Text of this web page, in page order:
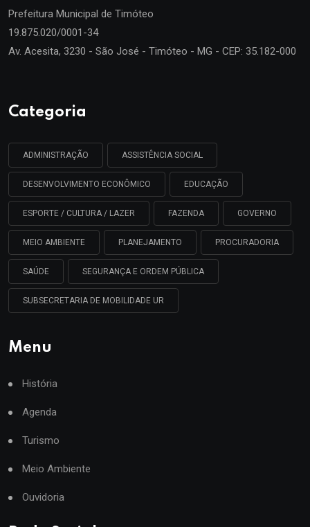
Prefeitura Municipal de Timóteo
19.875.020/0001-34
Av. Acesita, 3230 - São José - Timóteo - MG - CEP: 35.182-000
Categoria
ADMINISTRAÇÃO ASSISTÊNCIA SOCIAL
DESENVOLVIMENTO ECONÔMICO EDUCAÇÃO
ESPORTE / CULTURA / LAZER FAZENDA GOVERNO
MEIO AMBIENTE PLANEJAMENTO PROCURADORIA
SAÚDE SEGURANÇA E ORDEM PÚBLICA
SUBSECRETARIA DE MOBILIDADE UR
Menu
História
Agenda
Turismo
Meio Ambiente
Ouvidoria